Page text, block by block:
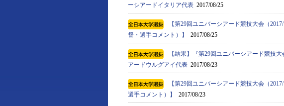
ーシアードイタリア代表 2017/08/25
【第29回ユニバーシアード競技大会（
督・選手コメント）】
2017/08/25
【結果】『第29回ユニバーシアード競技
アードウルグアイ代表 2017/08/23
【第29回ユニバーシアード競技大会（
選手コメント）】
2017/08/23